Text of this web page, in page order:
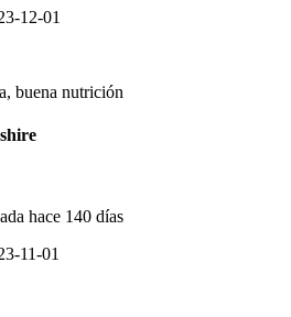
12-01
buena nutrición
hace 140 días
11-01